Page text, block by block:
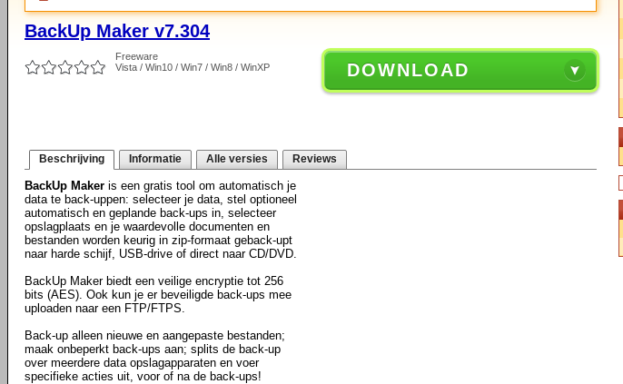
BackUp Maker v7.304
Freeware
Vista / Win10 / Win7 / Win8 / WinXP
DOWNLOAD
Beschrijving Informatie Alle versies Reviews
BackUp Maker is een gratis tool om automatisch je
data te back-uppen: selecteer je data, stel optioneel
automatisch en geplande back-ups in, selecteer
opslagplaats en je waardevolle documenten en
bestanden worden keurig in zip-formaat geback-upt
naar harde schijf, USB-drive of direct naar CD/DVD.
BackUp Maker biedt een veilige encryptie tot 256
bits (AES). Ook kun je er beveiligde back-ups mee
uploaden naar een FTP/FTPS.
Back-up alleen nieuwe en aangepaste bestanden;
maak onbeperkt back-ups aan; splits de back-up
over meerdere data opslagapparaten en voer
specifieke acties uit, voor of na de back-ups!